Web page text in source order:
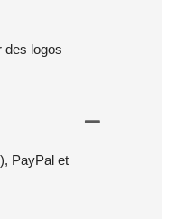
des logos
PayPal et